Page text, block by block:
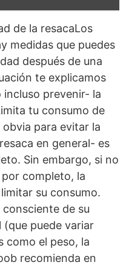
de la resacaLos
medidas que puedes
después de una
te explicamos
prevenir- la
tu consumo de
para evitar la
en general- es
Sin embargo, si no
completo, la
su consumo.
de su
puede variar
como el peso, la
recomienda en